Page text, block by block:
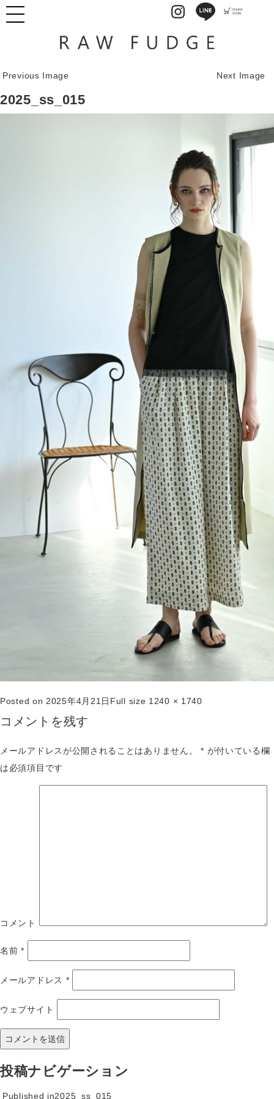
Previous Image Next Image
2025_ss_015
Posted on 2025年4月21日 Full size 1240 × 1740
コメントを残す
メールアドレスが公開されることはありません。 * が付いている欄
は必須項目です
コメント
名前*
メールアドレス *
ウェブサイト
投稿ナビゲーション
Published in2025_ss_015